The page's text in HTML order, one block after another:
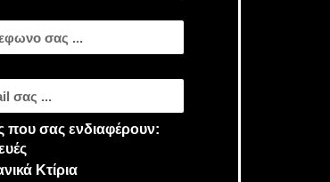
που σας ενδιαφέρουν:
Κτίρια